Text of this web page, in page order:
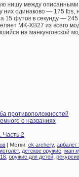
нишу между
одинаково — 175 lbs,
15 футов в секунду —
MK-XB27 из всего
на манкунговской
противоположностей
о названиях
Часть 2
| Метки: ek archery, арбалет
, детское оружие ман
оружие для детей